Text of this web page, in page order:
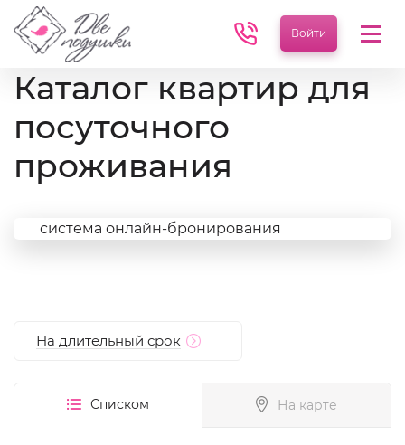
Войти Меню
Каталог квартир для
посуточного
проживания
система онлайн-бронирования
На длительный срок
Списком На карте